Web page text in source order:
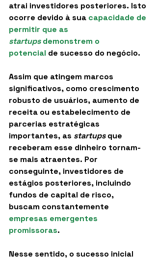
atrai investidores posteriores. Isto
ocorre devido à sua capacidade de
permitir que as
startups demonstrem o
potencial de sucesso do negócio.
Assim que atingem marcos
significativos, como crescimento
robusto de usuários, aumento de
receita ou estabelecimento de
parcerias estratégicas
importantes, as startups que
receberam esse dinheiro tornam-
se mais atraentes. Por
conseguinte, investidores de
estágios posteriores, incluindo
fundos de capital de risco,
buscam constantemente
empresas emergentes
promissoras.
Nesse sentido, o sucesso inicial